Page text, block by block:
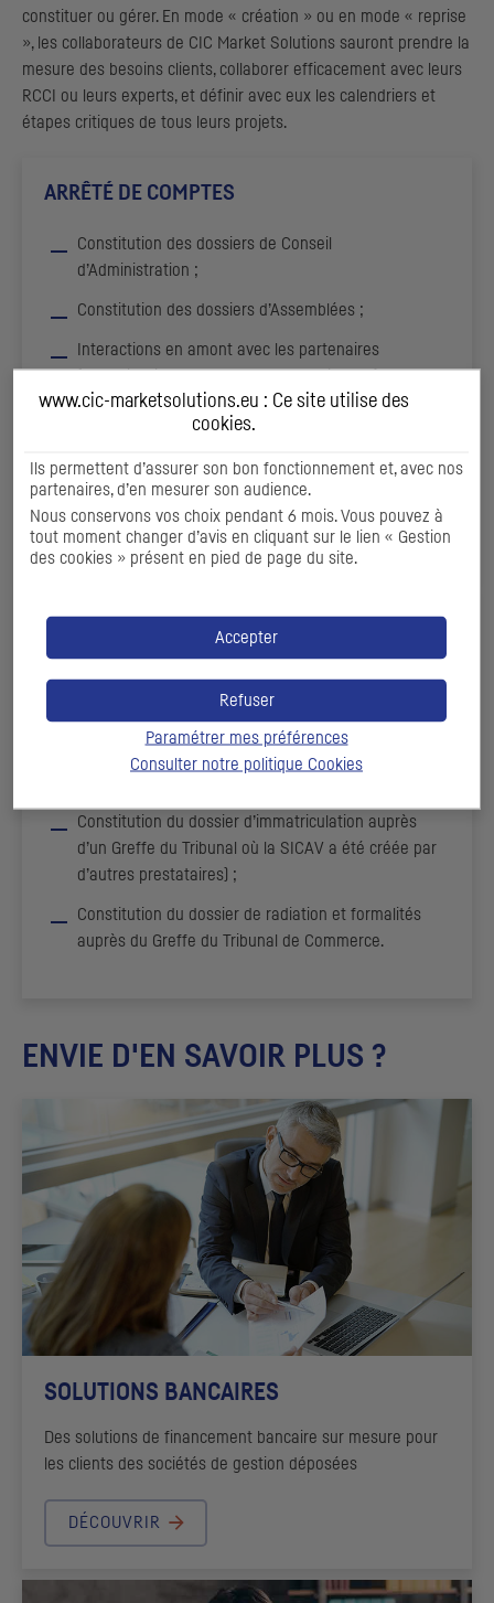
constituer ou gérer. En mode « création » ou en mode « reprise
», les collaborateurs de CIC Market Solutions sauront prendre la
mesure des besoins clients, collaborer efficacement avec leurs
RCCI ou leurs experts, et définir avec eux les calendriers et
étapes critiques de tous leurs projets.
ARRÊTÉ DE COMPTES
Constitution des dossiers de Conseil
d’Administration ;
Constitution des dossiers d’Assemblées ;
Interactions en amont avec les partenaires
(Commissaires aux Comptes, Conseils, etc.) ;
Tenue de l’Assemblée Générale Ordinaire ;
l’Assemblée Générale Mixte ;
Conservation et tenue des registres de la SICAV.
DEMANDES PARTICULIÈRES
Conseil d’administration supplémentaire (SAS ou
Préparation d’une AGE ;
Constitution du dossier d’immatriculation auprès
d’un Greffe du Tribunal où la SICAV a été créée par
d’autres prestataires) ;
Constitution du dossier de radiation et formalités
auprès du Greffe du Tribunal de Commerce.
ENVIE D'EN SAVOIR PLUS ?
SOLUTIONS BANCAIRES
Des solutions de financement bancaire sur mesure pour
les clients des sociétés de gestion déposées
DÉCOUVRIR
www.cic-marketsolutions.eu : Ce site utilise des
cookies.
Ils permettent d’assurer son bon fonctionnement et, avec nos
partenaires, d’en mesurer son audience.
Nous conservons vos choix pendant 6 mois. Vous pouvez à
tout moment changer d’avis en cliquant sur le lien « Gestion
des cookies » présent en pied de page du site.
Accepter
Refuser
Paramétrer mes préférences
Consulter notre politique Cookies